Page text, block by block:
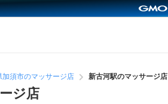
加須市のマッサージ店 新古河駅のマッサージ店
ジ店